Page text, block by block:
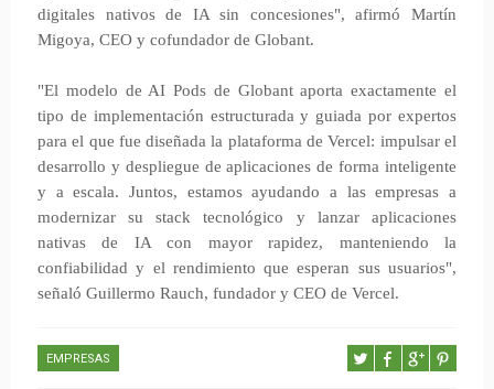
digitales nativos de IA sin concesiones", afirmó Martín
Migoya, CEO y cofundador de Globant.
"El modelo de AI Pods de Globant aporta exactamente el
tipo de implementación estructurada y guiada por expertos
para el que fue diseñada la plataforma de Vercel: impulsar el
desarrollo y despliegue de aplicaciones de forma inteligente
y a escala. Juntos, estamos ayudando a las empresas a
modernizar su stack tecnológico y lanzar aplicaciones
nativas de IA con mayor rapidez, manteniendo la
confiabilidad y el rendimiento que esperan sus usuarios",
señaló Guillermo Rauch, fundador y CEO de Vercel.
EMPRESAS